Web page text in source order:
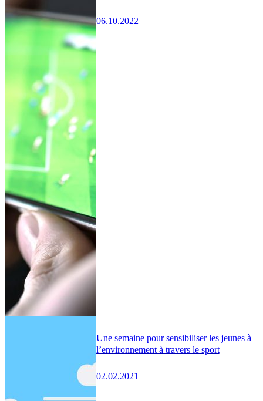
06.10.2022
Une semaine pour sensibiliser les jeunes à
l’environnement à travers le sport
02.02.2021